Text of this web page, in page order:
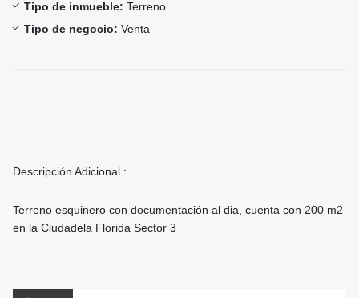
Tipo de inmueble: Terreno
Tipo de negocio: Venta
Descripción Adicional :
Terreno esquinero con documentación al dia, cuenta con 200 m2
en la Ciudadela Florida Sector 3